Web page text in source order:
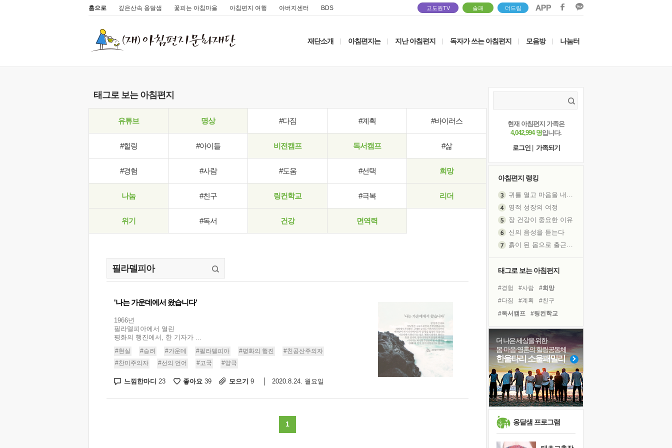
홈으로 깊은산속 옹달샘 꽃피는 아침마을 아침편지 여행 아버지센터 BDS 고도원TV 솔패 더드림
재단소개 아침편지는 지난 아침편지 독자가 쓰는 아침편지 모음방 나눔터
태그로 보는 아침편지
유튜브 명상 #다짐 #계획 #바이러스
#힐링 #아이들 비전캠프 독서캠프 #삶
#경험 #사람 #도움 #선택 희망
나눔 #친구 링컨학교 #극복 리더
위기 #독서 건강 면역력
'나는 가운데에서 왔습니다'
1966년
필라델피아에서 열린
평화의 행진에서, 한 기자가 ...
#현실 #승려 #가운데 #필라델피아 #평화의 행진
#친공산주의자
#찬미주의자
#선의 언어 #고국 #양극
느낌한마디 23 좋아요 39 모으기 9 2020.8.24. 월요일
1
현재 아침편지 가족은
4,042,994 명입니다.
로그인
가족되기
아침편지 랭킹
귀를 열고 마음을 내어주고
영적 성장의 여정
장 건강이 중요한 이유
신의 음성을 듣는다
흙이 된 몸으로 출근하는 여자
졸업식 사진을 보며
아픈 아버지를 위한 공간 설계
극심한 변비, 어깨결림, 수면 장애
보고 싶은 어머니
유년 시절의 부산 영도 바다
못된 꼰대들
거울 속의 나
희망이란
'모른다'는 것
태그로 보는 아침편지
#경험 #사람
#희망
#다짐
#계획
#친구
#독서캠프
#링컨학교
#독서
#도움
#위기
#비전캠프
#선택
#힐링
#면역력
#리더
#극복
#바이러스
#삶
#유튜브
#명상
더 나은 세상을 위한
몸·마음·영혼의 힐링공동체
한울타리 소울패밀리
옹달샘 프로그램